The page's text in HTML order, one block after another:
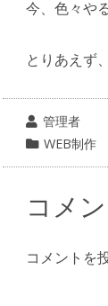
今、色々や
とりあえず
投
稿
者
管理者
カ
テ
リ
WEB制作
コメ
コメントを